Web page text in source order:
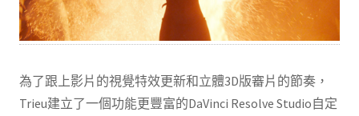
為了跟上影片的視覺特效更新和立體3D版審片的節奏，
Trieu建立了一個功能更豐富的DaVinci Resolve Studio自定